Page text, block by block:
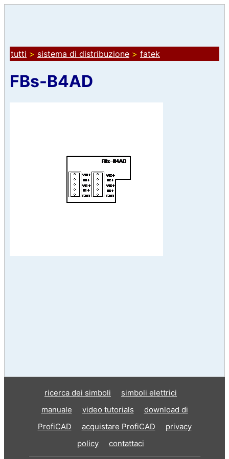
tutti > sistema di distribuzione > fatek
FBs-B4AD
ricerca dei simboli
simboli elettrici
manuale
video tutorials
download di
ProfiCAD
acquistare ProfiCAD
privacy
policy
contattaci